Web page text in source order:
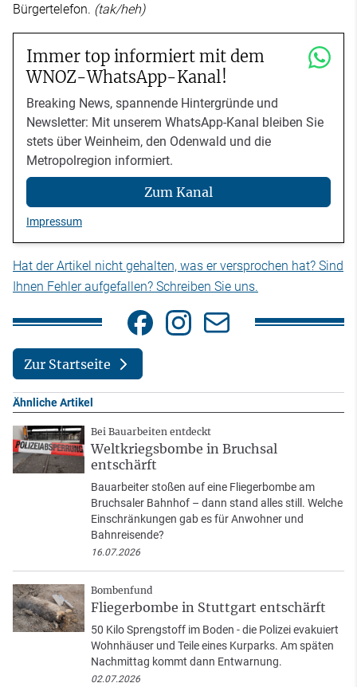
Bürgertelefon. (tak/heh)
Immer top informiert mit dem
WNOZ-WhatsApp-Kanal!
Breaking News, spannende Hintergründe und
Newsletter: Mit unserem WhatsApp-Kanal bleiben Sie
stets über Weinheim, den Odenwald und die
Metropolregion informiert.
Zum Kanal
Impressum
Hat der Artikel nicht gehalten, was er versprochen hat? Sind
Ihnen Fehler aufgefallen? Schreiben Sie uns.
Zur Startseite
Ähnliche Artikel
Bei Bauarbeiten entdeckt
Weltkriegsbombe in Bruchsal
entschärft
Bauarbeiter stoßen auf eine Fliegerbombe am
Bruchsaler Bahnhof – dann stand alles still. Welche
Einschränkungen gab es für Anwohner und
Bahnreisende?
16.07.2026
Bombenfund
Fliegerbombe in Stuttgart entschärft
50 Kilo Sprengstoff im Boden - die Polizei evakuiert
Wohnhäuser und Teile eines Kurparks. Am späten
Nachmittag kommt dann Entwarnung.
02.07.2026